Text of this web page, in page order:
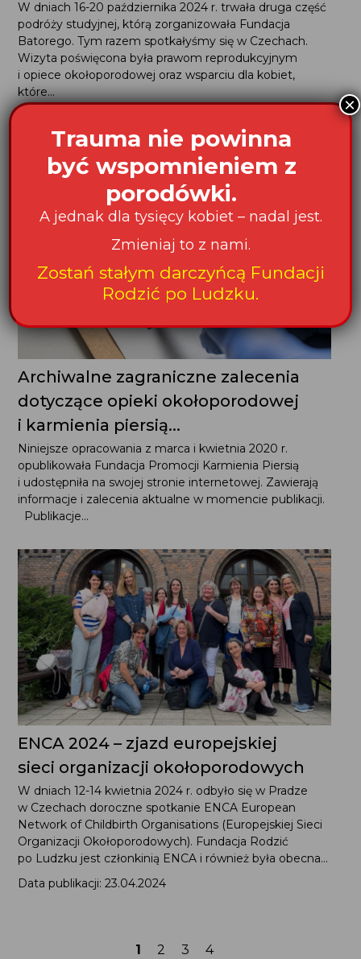
W dniach 16-20 października 2024 r. trwała druga część
podróży studyjnej, którą zorganizowała Fundacja
Batorego. Tym razem spotkałyśmy się w Czechach.
Wizyta poświęcona była prawom reprodukcyjnym
i opiece okołoporodowej oraz wsparciu dla kobiet,
które...
Archiwalne zagraniczne zalecenia
dotyczące opieki okołoporodowej
i karmienia piersią...
Niniejsze opracowania z marca i kwietnia 2020 r.
opublikowała Fundacja Promocji Karmienia Piersią
i udostępniła na swojej stronie internetowej. Zawierają
informacje i zalecenia aktualne w momencie publikacji.
Publikacje...
ENCA 2024 – zjazd europejskiej
sieci organizacji okołoporodowych
W dniach 12-14 kwietnia 2024 r. odbyło się w Pradze
w Czechach doroczne spotkanie ENCA European
Network of Childbirth Organisations (Europejskiej Sieci
Organizacji Okołoporodowych). Fundacja Rodzić
po Ludzku jest członkinią ENCA i również była obecna...
Data publikacji: 23.04.2024
Strona
1 Strona
2 Strona
3 Strona
4
Trauma nie powinna
być wspomnieniem z
porodówki.
A jednak dla tysięcy kobiet – nadal jest.
Zmieniaj to z nami.
Zostań stałym darczyńcą Fundacji
Rodzić po Ludzku.
×